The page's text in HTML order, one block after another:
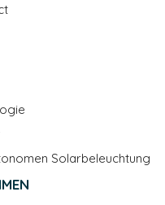
Solarbeleuchtung